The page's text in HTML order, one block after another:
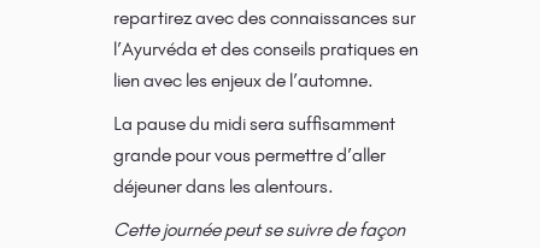
repartirez avec des connaissances sur
l’Ayurvéda et des conseils pratiques en
lien avec les enjeux de l’automne.
La pause du midi sera suffisamment
grande pour vous permettre d’aller
déjeuner dans les alentours.
Cette journée peut se suivre de façon